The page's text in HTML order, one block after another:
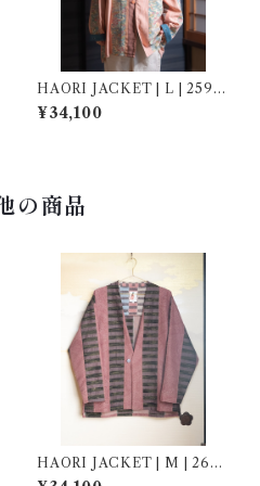
HAORI JACKET | L | 25901
3
¥34,100
の商品
HAORI JACKET | M | 2690
01